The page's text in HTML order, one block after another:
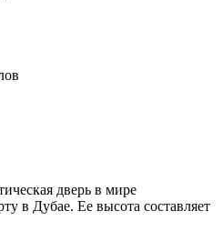
дверь в мире
в Дубае. Ее высота составляет